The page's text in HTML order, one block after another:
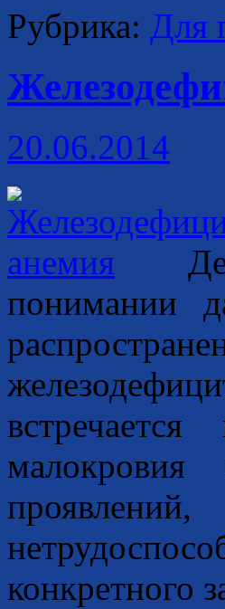
Рубрика: Для
20.06.2014
понимании
конкретного